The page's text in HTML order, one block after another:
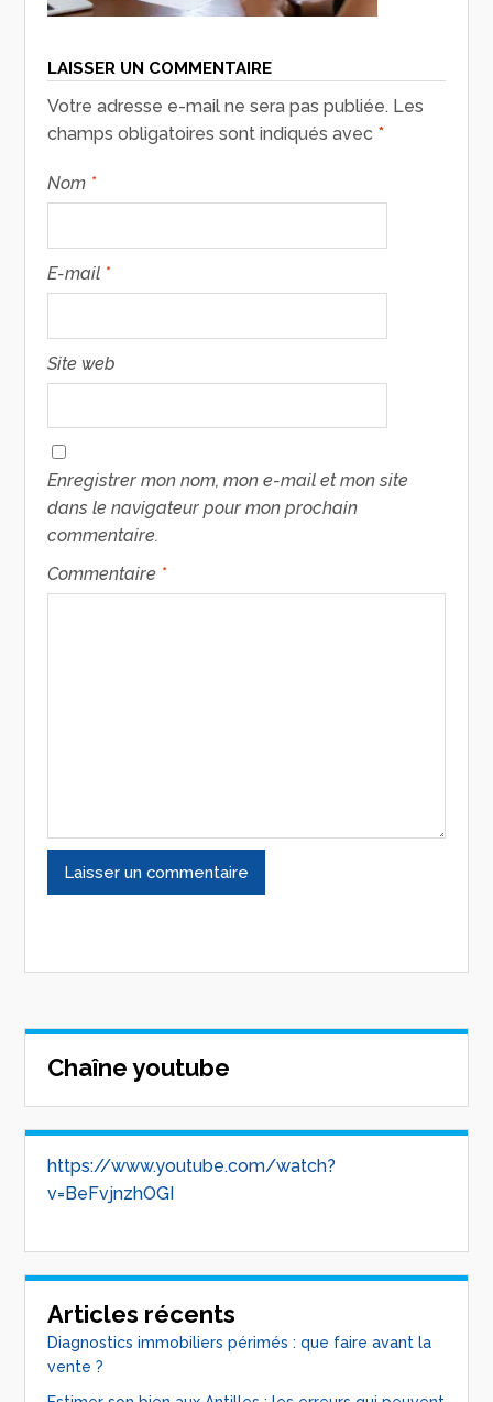
LAISSER UN COMMENTAIRE
Votre adresse e-mail ne sera pas publiée. Les
champs obligatoires sont indiqués avec *
Nom *
E-mail *
Site web
Enregistrer mon nom, mon e-mail et mon site
dans le navigateur pour mon prochain
commentaire.
Commentaire *
Chaîne youtube
https://www.youtube.com/watch?
v=BeFvjnzhOGI
Articles récents
Diagnostics immobiliers périmés : que faire avant la
vente ?